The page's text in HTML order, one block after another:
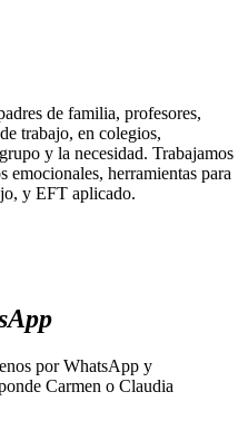
de familia, profesores,
trabajo, en colegios,
y la necesidad. Trabajamos
emocionales, herramientas para
y EFT aplicado.
por WhatsApp y
Carmen o Claudia